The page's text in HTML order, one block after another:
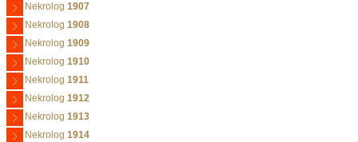
Nekrolog 1907
Nekrolog 1908
Nekrolog 1909
Nekrolog 1910
Nekrolog 1911
Nekrolog 1912
Nekrolog 1913
Nekrolog 1914